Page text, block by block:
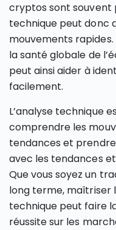
cryptos sont souvent
technique peut donc
mouvements
la santé globale de
peut ainsi aider à
facilement.
L’analyse technique
comprendre les
tendances et
avec les tendances
Que vous soyez un
long terme, maîtriser
technique peut faire
réussite sur les